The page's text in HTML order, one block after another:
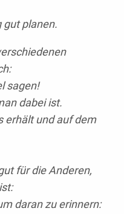
gut planen.
sagen!
dabei ist.
erhält und auf dem
für die Anderen,
daran zu erinnern: